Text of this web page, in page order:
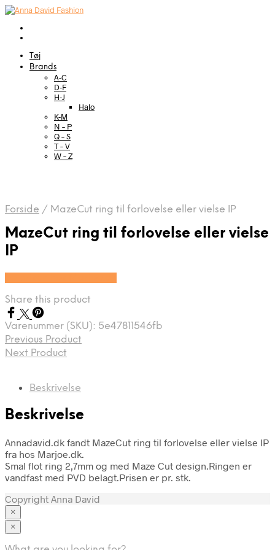
Tøj
Brands
A-C
D-F
H-J
Halo
K-M
N – P
Q – S
T – V
W – Z
Forside / MazeCut ring til forlovelse eller vielse IP
MazeCut ring til forlovelse eller vielse
IP
Share this product
Varenummer (SKU): 5e47811546fb
Previous Product
Next Product
Beskrivelse
Beskrivelse
Annadavid.dk fandt MazeCut ring til forlovelse eller vielse IP
fra hos Marjoe.dk.
Smal flot ring 2,7mm og med Maze Cut design.Ringen er
vandfast med PVD belagt.Prisen er pr. stk.
Copyright Anna David
×
×